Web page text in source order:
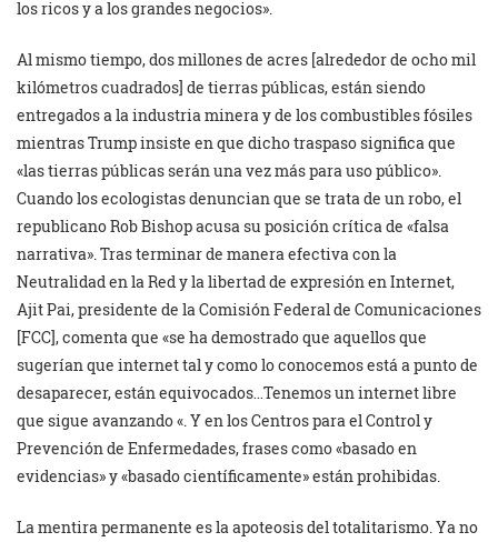
los ricos y a los grandes negocios».
Al mismo tiempo, dos millones de acres [alrededor de ocho mil
kilómetros cuadrados] de tierras públicas, están siendo
entregados a la industria minera y de los combustibles fósiles
mientras Trump insiste en que dicho traspaso significa que
«las tierras públicas serán una vez más para uso público».
Cuando los ecologistas denuncian que se trata de un robo, el
republicano Rob Bishop acusa su posición crítica de «falsa
narrativa». Tras terminar de manera efectiva con la
Neutralidad en la Red y la libertad de expresión en Internet,
Ajit Pai, presidente de la Comisión Federal de Comunicaciones
[FCC], comenta que «se ha demostrado que aquellos que
sugerían que internet tal y como lo conocemos está a punto de
desaparecer, están equivocados…Tenemos un internet libre
que sigue avanzando «. Y en los Centros para el Control y
Prevención de Enfermedades, frases como «basado en
evidencias» y «basado científicamente» están prohibidas.
La mentira permanente es la apoteosis del totalitarismo. Ya no